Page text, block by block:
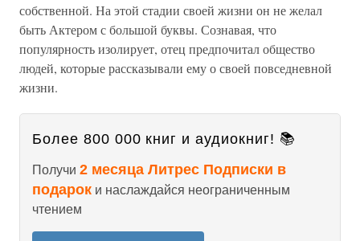
собственной. На этой стадии своей жизни он не желал
быть Актером с большой буквы. Сознавая, что
популярность изолирует, отец предпочитал общество
людей, которые рассказывали ему о своей повседневной
жизни.
Более 800 000 книг и аудиокниг! 📚
Получи 2 месяца Литрес Подписки в
подарок и наслаждайся неограниченным
чтением